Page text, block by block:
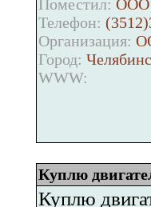
Поместил: ООО
Телефон:
Организация:
Город:
WWW:
Куплю
Куплю